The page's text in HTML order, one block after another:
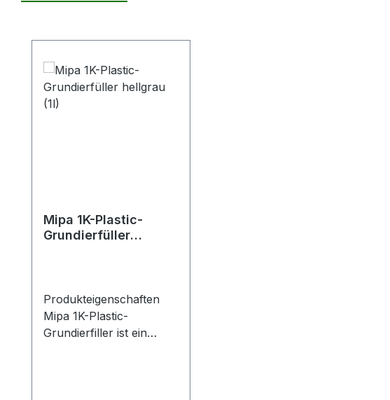
Mipa 1K-Plastic-
Grundierfüller
Produkteigenschaften
Mipa 1K-Plastic-
Grundierfiller ist ein